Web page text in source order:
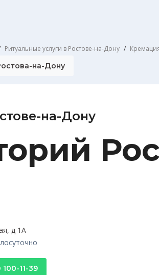
Ритуальные услуги в Ростове-на-Дону
на-Дону
на-Дону
д 1А
11-39